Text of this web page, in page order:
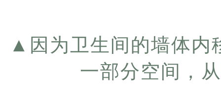
▲ 因为卫生间的墙体
一部分空间，